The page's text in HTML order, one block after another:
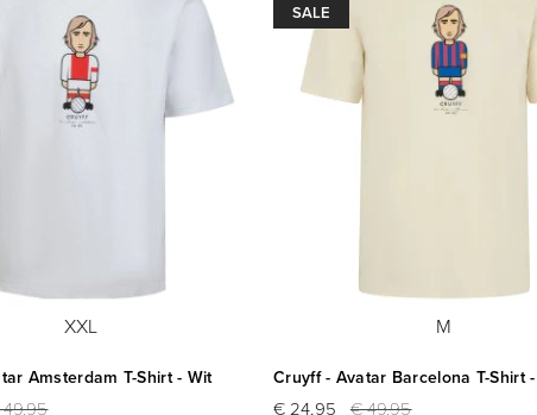
XXL
Amsterdam T-Shirt - Wit
SALE
M
Cruyff - Avatar Barcelona T-Shirt
€ 24,95 € 49,95